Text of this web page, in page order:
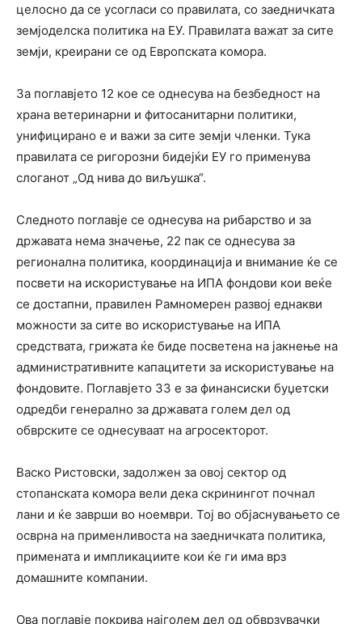
целосно да се усогласи со правилата, со заедничката
земјоделска политика на ЕУ. Правилата важат за сите
земји, креирани се од Европската комора.
За поглавјето 12 кое се однесува на безбедност на
храна ветеринарни и фитосанитарни политики,
унифицирано е и важи за сите земји членки. Тука
правилата се ригорозни бидејќи ЕУ го применува
слоганот „Од нива до виљушка“.
Следното поглавје се однесува на рибарство и за
државата нема значење, 22 пак се однесува за
регионална политика, координација и внимание ќе се
посвети на искористување на ИПА фондови кои веќе
се достапни, правилен Рамномерен развој еднакви
можности за сите во искористување на ИПА
средствата, грижата ќе биде посветена на јакнење на
административните капацитети за искористување на
фондовите. Поглавјето 33 е за финансиски буџетски
одредби генерално за државата голем дел од
обврските се однесуваат на агросекторот.
Васко Ристовски, задолжен за овој сектор од
стопанската комора вели дека скринингот почнал
лани и ќе заврши во ноември. Тој во објаснувањето се
осврна на применливоста на заедничката политика,
примената и импликациите кои ќе ги има врз
домашните компании.
Ова поглавје покрива најголем дел од обврзувачки